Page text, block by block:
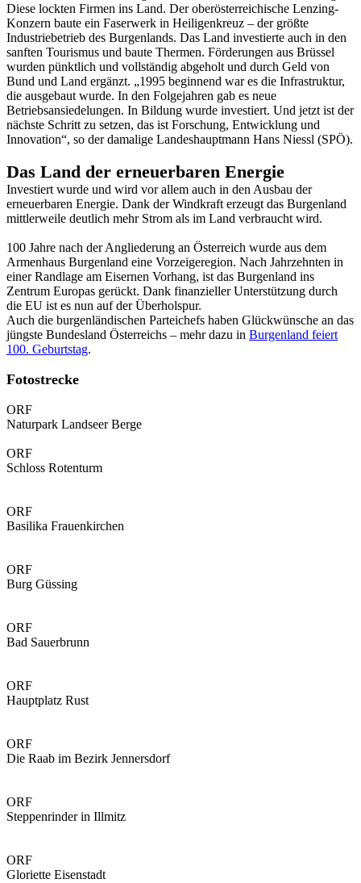
Diese lockten Firmen ins Land. Der oberösterreichische Lenzing-
Konzern baute ein Faserwerk in Heiligenkreuz – der größte
Industriebetrieb des Burgenlands. Das Land investierte auch in den
sanften Tourismus und baute Thermen. Förderungen aus Brüssel
wurden pünktlich und vollständig abgeholt und durch Geld von
Bund und Land ergänzt. „1995 beginnend war es die Infrastruktur,
die ausgebaut wurde. In den Folgejahren gab es neue
Betriebsansiedelungen. In Bildung wurde investiert. Und jetzt ist der
nächste Schritt zu setzen, das ist Forschung, Entwicklung und
Innovation“, so der damalige Landeshauptmann Hans Niessl (SPÖ).
Das Land der erneuerbaren Energie
Investiert wurde und wird vor allem auch in den Ausbau der
erneuerbaren Energie. Dank der Windkraft erzeugt das Burgenland
mittlerweile deutlich mehr Strom als im Land verbraucht wird.
100 Jahre nach der Angliederung an Österreich wurde aus dem
Armenhaus Burgenland eine Vorzeigeregion. Nach Jahrzehnten in
einer Randlage am Eisernen Vorhang, ist das Burgenland ins
Zentrum Europas gerückt. Dank finanzieller Unterstützung durch
die EU ist es nun auf der Überholspur.
Auch die burgenländischen Parteichefs haben Glückwünsche an das
jüngste Bundesland Österreichs – mehr dazu in Burgenland feiert
100. Geburtstag.
Fotostrecke
ORF
Naturpark Landseer Berge
ORF
Schloss Rotenturm
ORF
Basilika Frauenkirchen
ORF
Burg Güssing
ORF
Bad Sauerbrunn
ORF
Hauptplatz Rust
ORF
Die Raab im Bezirk Jennersdorf
ORF
Steppenrinder in Illmitz
ORF
Gloriette Eisenstadt